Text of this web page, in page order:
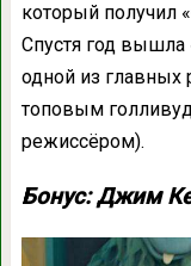
который получил
Спустя год
одной из главных
топовым
режиссёром).
Бонус: Джим